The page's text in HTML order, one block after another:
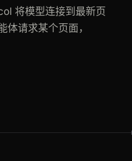
将模型连接到最新页
体请求某个页面，